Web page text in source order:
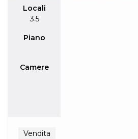
Locali
3.5
Piano
Camere
Vendita